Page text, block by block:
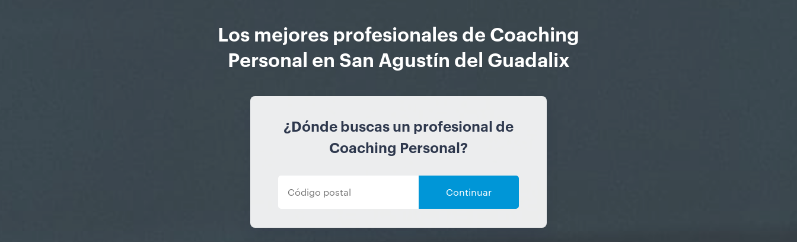
Los mejores profesionales de Coaching
Personal en San Agustín del Guadalix
¿Dónde buscas un profesional de
Coaching Personal?
Continuar